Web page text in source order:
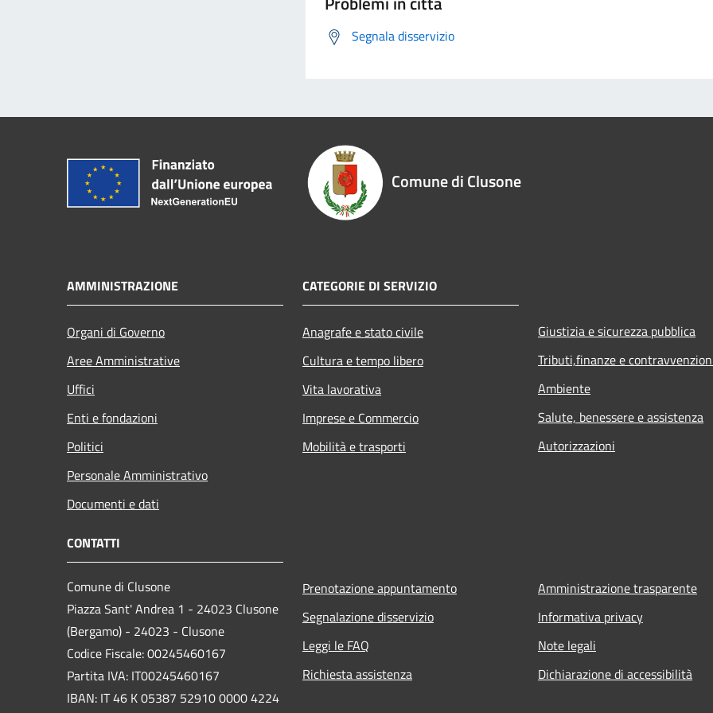
Segnala disservizio
Comune di Clusone
AMMINISTRAZIONE
Organi di Governo
Aree Amministrative
Uffici
Enti e fondazioni
Politici
Personale Amministrativo
Documenti e dati
CATEGORIE DI SERVIZIO
Anagrafe e stato civile
Cultura e tempo libero
Vita lavorativa
Imprese e Commercio
Mobilità e trasporti
Giustizia e sicurezza pubblica
Tributi,finanze e
Ambiente
Salute, benessere e assistenza
Autorizzazioni
CONTATTI
Comune di Clusone
Piazza Sant' Andrea 1 - 24023 Clusone
(Bergamo) - 24023 - Clusone
Codice Fiscale: 00245460167
Partita IVA: IT00245460167
IBAN: IT 46 K 05387 52910 0000 4224
Prenotazione appuntamento
Segnalazione disservizio
Leggi le FAQ
Richiesta assistenza
Amministrazione trasparente
Informativa privacy
Note legali
Dichiarazione di accessibilità